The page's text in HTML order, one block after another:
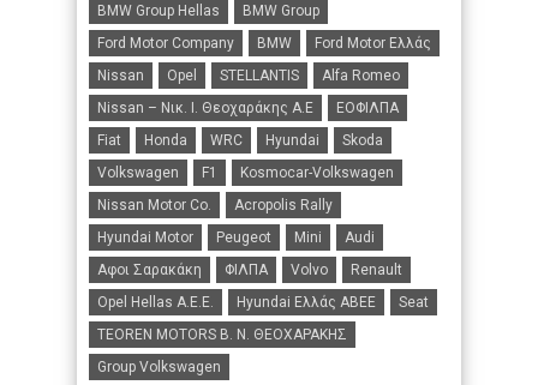
BMW Group Hellas
BMW Group
Ford Motor Company
BMW
Ford Motor Ελλάς
Nissan
Opel STELLANTIS
Alfa Romeo
Nissan – Νικ. Ι. Θεοχαράκης Α.Ε
ΕΟΦΙΛΠΑ
Fiat
Honda WRC Hyundai
Skoda
Volkswagen
F1
Kosmocar-Volkswagen
Nissan Motor Co.
Acropolis Rally
Hyundai Motor
Peugeot Mini
Audi
Αφοι Σαρακάκη
ΦΙΛΠΑ Volvo
Renault
Opel Hellas A.E.E.
Hyundai Ελλάς ΑΒΕΕ
Seat
TEOREN MOTORS B. N. ΘΕΟΧΑΡΑΚΗΣ
Group Volkswagen